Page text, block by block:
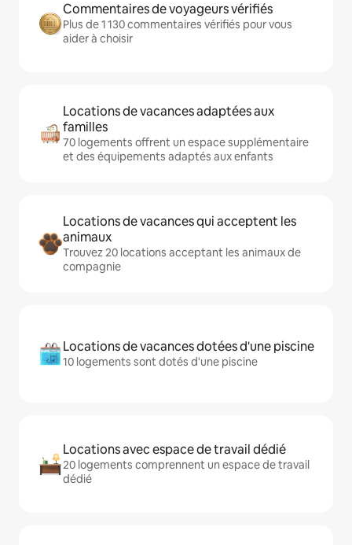
Commentaires de voyageurs vérifiés
Plus de 1 130 commentaires vérifiés pour vous
aider à choisir
Locations de vacances adaptées aux
familles
70 logements offrent un espace supplémentaire
et des équipements adaptés aux enfants
Locations de vacances qui acceptent les
animaux
Trouvez 20 locations acceptant les animaux de
compagnie
Locations de vacances dotées d'une piscine
10 logements sont dotés d'une piscine
Locations avec espace de travail dédié
20 logements comprennent un espace de travail
dédié